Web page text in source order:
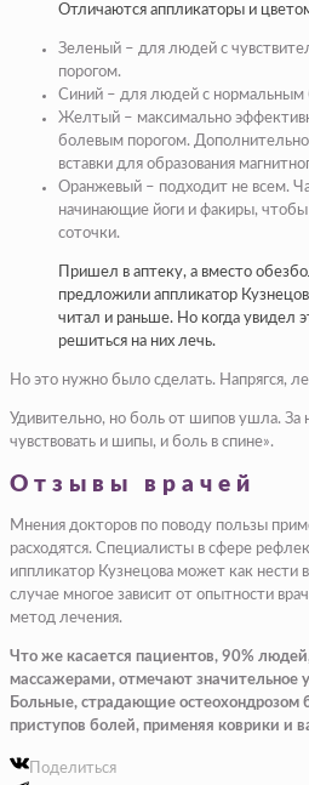
Отличаются аппликаторы и
Зеленый – для людей с
порогом.
Синий – для людей с нормальным
Желтый – максимально
болевым порогом.
вставки для образования
Оранжевый – подходит не всем.
начинающие йоги и факиры, чтобы
соточки.
Пришел в аптеку, а вместо
предложили аппликатор
читал и раньше. Но когда увидел
решиться на них лечь.
Но это нужно было сделать. Напрягся,
Удивительно, но боль от шипов ушла.
чувствовать и шипы, и боль в спине».
Отзывы врачей
Мнения докторов по поводу пользы
расходятся. Специалисты в сфере
иппликатор Кузнецова может как нести
случае многое зависит от опытности
метод лечения.
Что же касается пациентов, 90%
массажерами, отмечают значительное
Больные, страдающие остеохондрозом
приступов болей, применяя коврики и
Поделиться